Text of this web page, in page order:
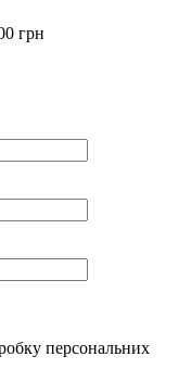
грн
персональних